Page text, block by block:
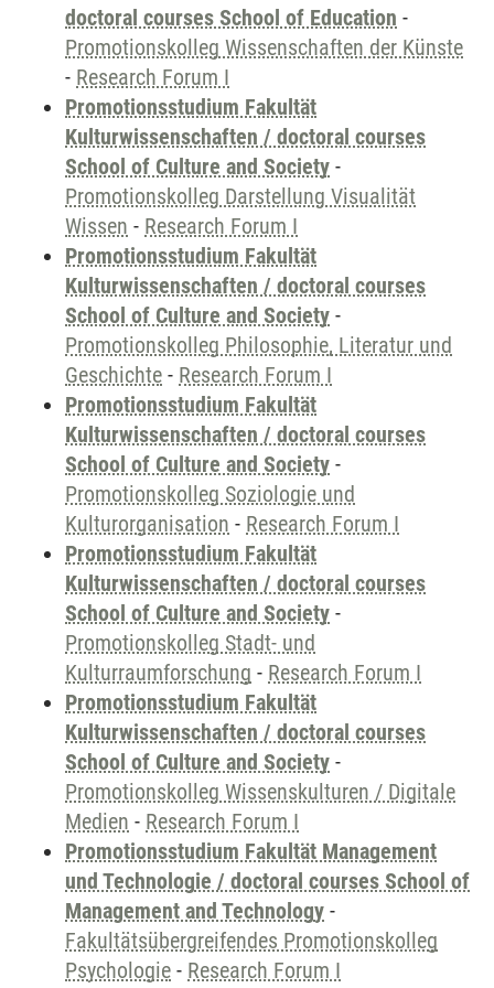
doctoral courses School of Education -
Promotionskolleg Wissenschaften der Künste
- Research Forum I
Promotionsstudium Fakultät
Kulturwissenschaften / doctoral courses
School of Culture and Society -
Promotionskolleg Darstellung Visualität
Wissen - Research Forum I
Promotionsstudium Fakultät
Kulturwissenschaften / doctoral courses
School of Culture and Society -
Promotionskolleg Philosophie, Literatur und
Geschichte - Research Forum I
Promotionsstudium Fakultät
Kulturwissenschaften / doctoral courses
School of Culture and Society -
Promotionskolleg Soziologie und
Kulturorganisation - Research Forum I
Promotionsstudium Fakultät
Kulturwissenschaften / doctoral courses
School of Culture and Society -
Promotionskolleg Stadt- und
Kulturraumforschung - Research Forum I
Promotionsstudium Fakultät
Kulturwissenschaften / doctoral courses
School of Culture and Society -
Promotionskolleg Wissenskulturen / Digitale
Medien - Research Forum I
Promotionsstudium Fakultät Management
und Technologie / doctoral courses School of
Management and Technology -
Fakultätsübergreifendes Promotionskolleg
Psychologie - Research Forum I